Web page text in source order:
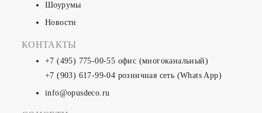
Шоурумы
Новости
КОНТАКТЫ
+7 (495) 775-00-55 офис (многоканальный)
+7 (903) 617-99-04 розничная сеть (Whats App)
info@opusdeco.ru